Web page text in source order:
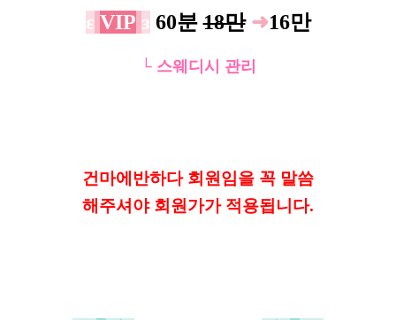
ε VIP з 60분18만 ➜16만
└ 스웨디시 관리
건마에반하다 회원임을 꼭 말씀
해 주셔야 회원가가 적용됩니다.